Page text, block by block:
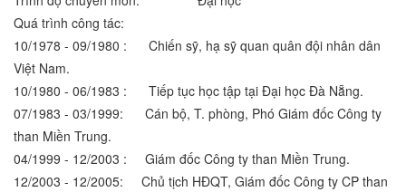
Quá trình công tác:
10/1978 - 09/1980 : Chiến sỹ, hạ sỹ quan quân đội nhân dân
Việt Nam.
10/1980 - 06/1983 : Tiếp tục học tập tại Đại học Đà Nẵng.
07/1983 - 03/1999: Cán bộ, T. phòng, Phó Giám đốc Công ty
than Miền Trung.
04/1999 - 12/2003 : Giám đốc Công ty than Miền Trung.
12/2003 - 12/2005: Chủ tịch HĐQT, Giám đốc Công ty CP than